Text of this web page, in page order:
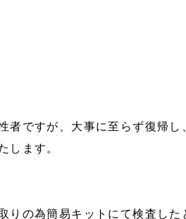
者ですが、大事に至らず復帰し
します。
りの為簡易キットにて検査した